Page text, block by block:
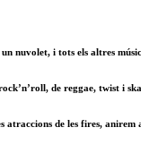
nuvolet, i tots els altres
de reggae, twist i
atraccions de les fires,